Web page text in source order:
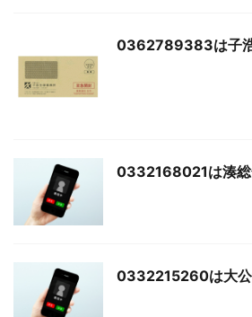
0362789383は子
0332168021は湊総
0332215260は大公